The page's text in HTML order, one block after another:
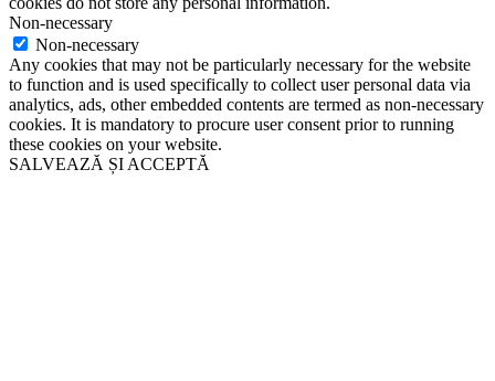
Non-necessary
Non-necessary
Any cookies that may not be particularly necessary for the website
to function and is used specifically to collect user personal data via
analytics, ads, other embedded contents are termed as non-necessary
cookies. It is mandatory to procure user consent prior to running
these cookies on your website.
SALVEAZĂ ȘI ACCEPTĂ